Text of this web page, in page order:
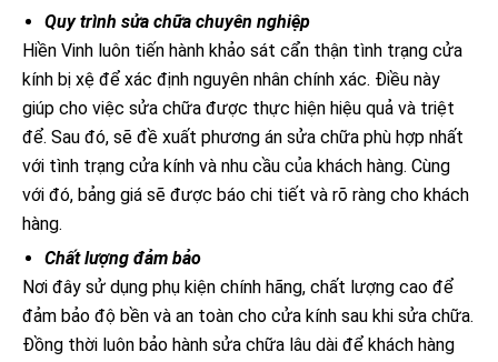
Quy trình sửa chữa chuyên nghiệp
Hiền Vinh luôn tiến hành khảo sát cẩn thận tình trạng cửa
kính bị xệ để xác định nguyên nhân chính xác. Điều này
giúp cho việc sửa chữa được thực hiện hiệu quả và triệt
để. Sau đó, sẽ đề xuất phương án sửa chữa phù hợp nhất
với tình trạng cửa kính và nhu cầu của khách hàng. Cùng
với đó, bảng giá sẽ được báo chi tiết và rõ ràng cho khách
hàng.
Chất lượng đảm bảo
Nơi đây sử dụng phụ kiện chính hãng, chất lượng cao để
đảm bảo độ bền và an toàn cho cửa kính sau khi sửa chữa.
Đồng thời luôn bảo hành sửa chữa lâu dài để khách hàng